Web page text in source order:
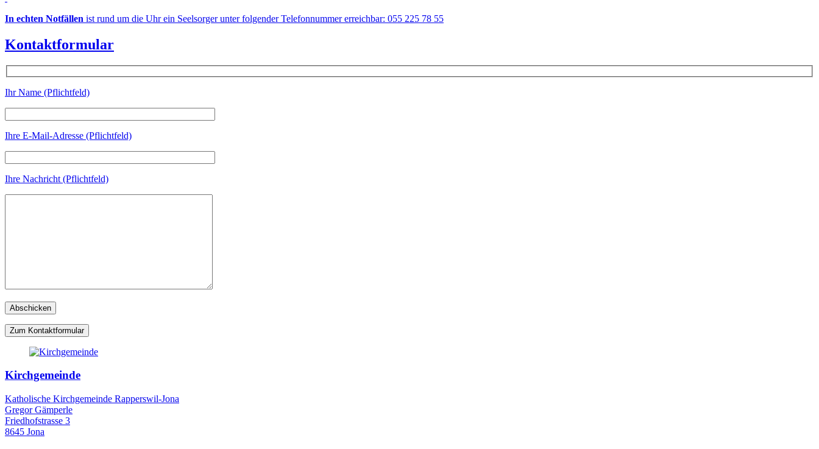
In echten Notfällen ist rund um die Uhr ein Seelsorger unter folgender Telefonnummer erreichbar: 055 225 78 55
Kontaktformular
Ihr Name (Pflichtfeld)
Ihre E-Mail-Adresse (Pflichtfeld)
Ihre Nachricht (Pflichtfeld)
Zum Kontaktformular
Kirchgemeinde
Katholische Kirchgemeinde Rapperswil-Jona
Gregor Gämperle
Friedhofstrasse 3
8645 Jona